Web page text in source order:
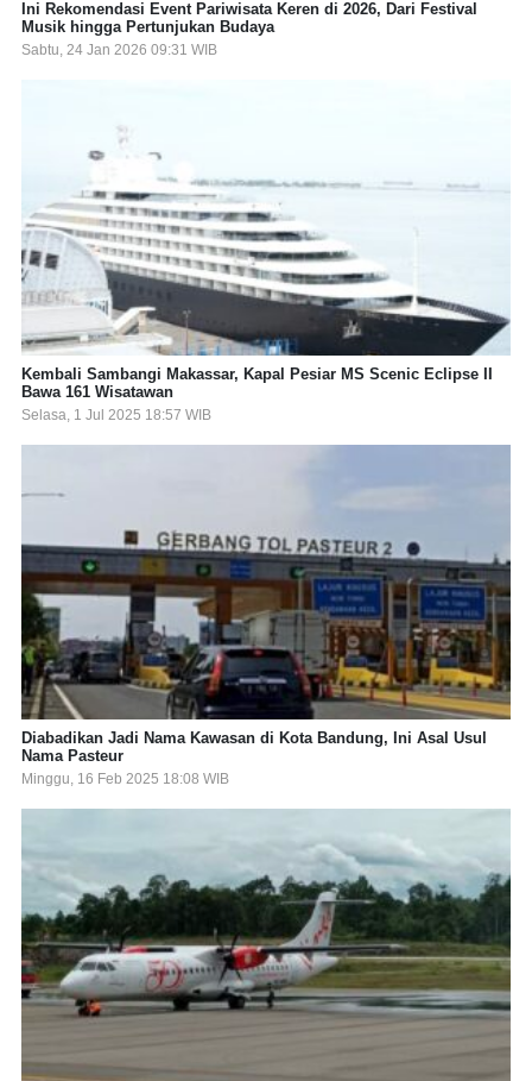
Ini Rekomendasi Event Pariwisata Keren di 2026, Dari Festival
Musik hingga Pertunjukan Budaya
Sabtu, 24 Jan 2026 09:31 WIB
Kembali Sambangi Makassar, Kapal Pesiar MS Scenic Eclipse II
Bawa 161 Wisatawan
Selasa, 1 Jul 2025 18:57 WIB
Diabadikan Jadi Nama Kawasan di Kota Bandung, Ini Asal Usul
Nama Pasteur
Minggu, 16 Feb 2025 18:08 WIB